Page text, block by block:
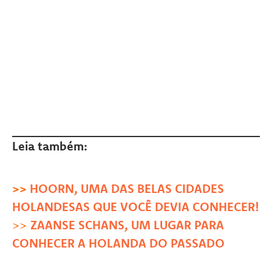
Leia também:
>> HOORN, UMA DAS BELAS CIDADES
HOLANDESAS QUE VOCÊ DEVIA CONHECER!
>> ZAANSE SCHANS, UM LUGAR PARA
CONHECER A HOLANDA DO PASSADO